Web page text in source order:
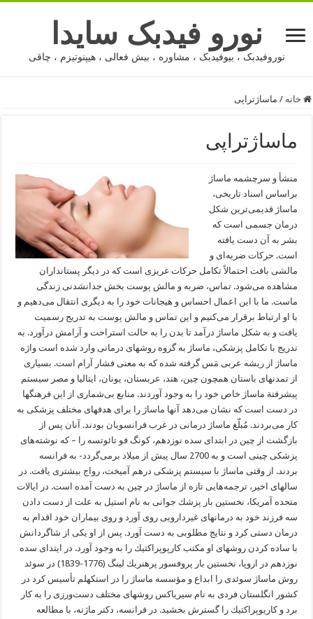
نورو فیدبک سایدا
نوروفیدبک ، بیوفیدبک ، مشاوره ، بیش فعالی ، هیپنوتیزم ، چاقی
خانه / ماساژتراپی
ماساژتراپی
منشأ و سرچشمه ماساژ
براساس اسناد تاریخی،
ماساژ قدیمی‌ترین شكل
درمان جسمی است كه
بشر به آن دست یافته
است. حركات ضربه‌ای و
مالشی بافت احتمالاً تكامل حركات غریزی است كه در دیگر پستانداران
مشاهده می‌شود. تماس، ضربه و مالش پوست بخش جدانشدنی زندگی
ماست. ما با این اعمال احساس و هیجانات خود را به دیگری انتقال می‌دهیم و
با او ارتباط برقرار می‌كنیم و این تماس و مالش پوست به تدریج رسمیت
یافت و به شكل ماساژ درآمد تا بدن را به حالت استراحت و آرامش درآورد. به
تدریج با تكامل پزشكی، ماساژ به گروه روشهای درمانی وارد شده است واژه
ماساژ از ریشه عربی مَس گرفته شده كه به معنی فشار آرام است. بسیاری
از تمدنهای باستان همچون چین، هند، عربستان، یونان، ایتالیا و مصر سیستم
پیشرفتة ماساژ خاص خود را به وجود آوردند. منابع بی‌شماری از این فرهنگها
در دست است كه نشان می‌دهد آنها ماساژ را برای هدفهای مختلف پزشكی به
كار می‌بردند. مُبلّغ ماساژ درمانی در غرب فرانسویان بودند. آنان پس از
بازگشت از چین در ابتدای سده نوزدهم، كونگ فو تائوتسه را – كه نوشته‌های
پزشكی چینی است و به 2700 سال پیش از میلاد برمی‌گردد- به فرانسه
بردند. از وقتی ماساژ با سیستم پزشكی درهم آمیخت، رواج بیشتری یافت. در
سالهای اخیر، ترجمه‌هایی تازه از ماساژ در چین به دست آمده است. در ایالات
متحده آمریكا، نخستین بار پزشك جوانی به نام استیل به علت از دست دادن
سه فرزند خود به درمانهای غیردارویی روی آورد و روی بیماران خود اقدام به
درمان دستی كرد و نتایج مطلوبی به دست آورد. پس از او یكی از شاگردانش
با ساده كردن روشهای او مكتب كارپوپراكتیك را به وجود آورد. در ایتدای سده
نوزدهم در اروپا، نخستین بار پروفسور پرهنریك لینگ (1776-1839) در سوئد
روش ماساژ سوئدی را ابداع و مؤسسه ماساژ را در استكهلم تأسیس كرد در
كشور انگلستان فردی به نام سیریاكس روشهای مختلف دست‌ورزی را به كار
برد و كاریوپراكتیك را گسترش بخشید. در فرانسه، دكتر ماژنه، با مطالعه